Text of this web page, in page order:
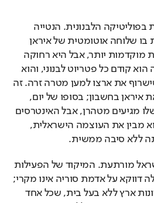
חיזבאללה גם כרוך עמוקות בפוליטיקה הלבנונית. הנטייה
הישראלית הטבעית לראות בו שלוחה אוטומטית של איראן
היתה נכונה, אולי, לתקופות מוקדמות יותר, אבל היא רחוקה
מהמציאות כיום: נסראללה הוא קודם כל פטריוט לבנוני, והוא
יחשוב אלף פעמים לפני שישרוף את ארצו למען מטרה זרה. זה
לא אומר שהוא לא מביא את איראן בחשבון; בסופו של יום,
המימון ואמצעי הלחימה שלו מגיעים מטהרן, אבל האינטרסים
שלו הם לבנונים ברובם. הוא מבין את העוצמה הישראלית,
ללא סיבה ממשית.
ועדיין, אסור לטעות: גם ישראל מורתעת. המיקוד של הפעילות
נגד העברת נשק לחיזבאללה דווקא על אדמת סוריה אינו מקרי;
סוריה היתה בשנים האחרונות ארץ ללא בעל בית, שכל אחד